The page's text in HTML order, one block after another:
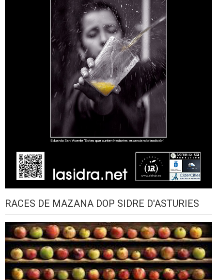
RACES DE MAZANA DOP SIDRE D'ASTURIES